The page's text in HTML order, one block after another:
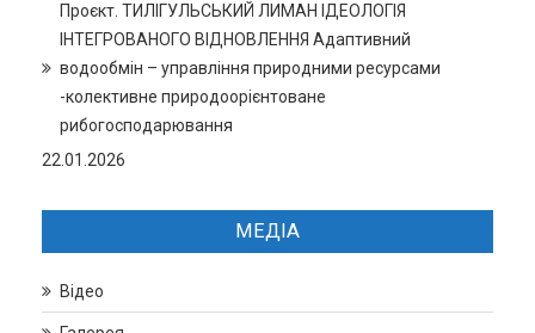
Проєкт. ТИЛІГУЛЬСЬКИЙ ЛИМАН ІДЕОЛОГІЯ
ІНТЕГРОВАНОГО ВІДНОВЛЕННЯ Адаптивний
водообмін – управління природними ресурсами
-колективне природоорієнтоване
рибогосподарювання
22.01.2026
МЕДІА
Відео